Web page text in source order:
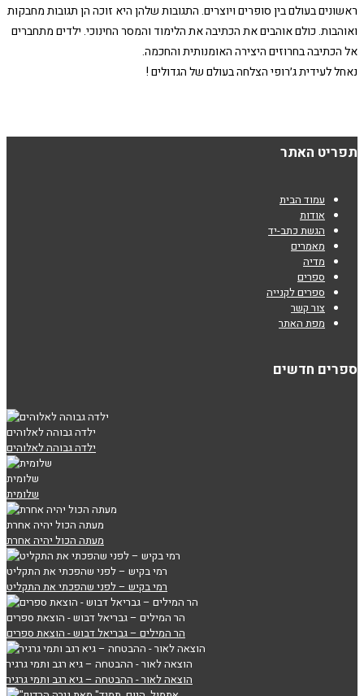
ראשונים בעולם בין סופרים ויוצרים. התגובות שלהן היא זוכה הן תגובות מחבקות
ואוהבות. כולם אוהבים את הכתיבה את הלימוד והמסר החינוכי. ילדים מתחברים
אל הכתיבה בחרוזים היצירה האומנותית והחכמה.
נאחל לעידית ג׳רופי הצלחה בעולם של הגדולים !
תפריט האתר
עמוד הבית
אודות
הגשת כתב-יד
מאמרים
מדיה
ספרים
ספרים לקנייה
צור קשר
מפת האתר
ספרים חדשים
ילדה גבוהה לאלוהים
ילדה גבוהה לאלוהים
שלומית
שלומית
מעתה הכול יהיה אחרת
מעתה הכול יהיה אחרת
רמי בקיש – לפני שהפכתי את התקליט
רמי בקיש – לפני שהפכתי את התקליט
הר המילים – גבריאל דבוש - הוצאת ספרים
הר המילים – גבריאל דבוש - הוצאת ספרים
הוצאה לאור - ההבטחה – גיא רגב ותמי גרגיר
הוצאה לאור - ההבטחה – גיא רגב ותמי גרגיר